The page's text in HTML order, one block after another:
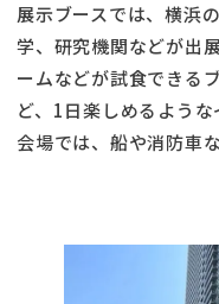
展示ブースでは、横浜
学、研究機関などが出
ームなどが試食できる
ど、1日楽しめるよう
会場では、船や消防車